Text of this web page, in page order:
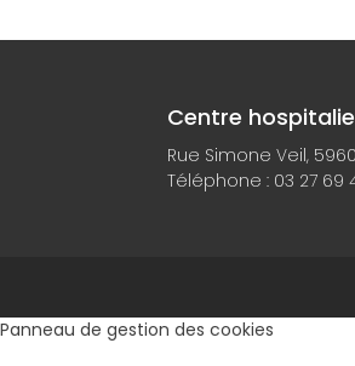
Centre
Rue Simone Veil,
Téléphone : 03 27 69
Panneau de gestion des cookies